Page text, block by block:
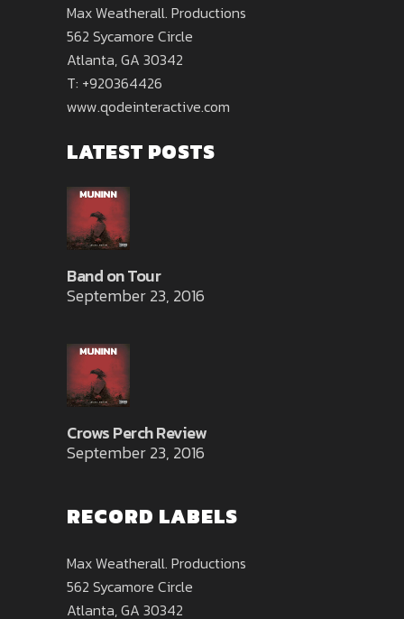
Max Weatherall. Productions
562 Sycamore Circle
Atlanta, GA 30342
T: +920364426
www.qodeinteractive.com
LATEST POSTS
Band on Tour
September 23, 2016
Crows Perch Review
September 23, 2016
RECORD LABELS
Max Weatherall. Productions
562 Sycamore Circle
Atlanta, GA 30342